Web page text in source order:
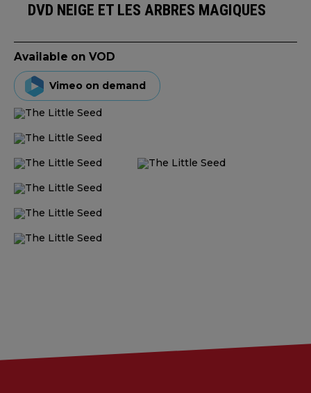
DVD NEIGE ET LES ARBRES MAGIQUES
Available on VOD
Vimeo on demand